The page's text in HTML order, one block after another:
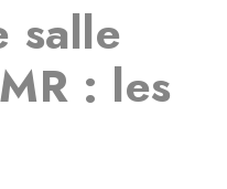
salle
: les